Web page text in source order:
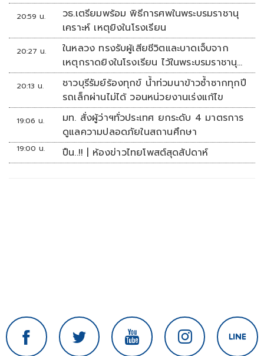
20:59 น.
วธ.เตรียมพร้อม พิธีการศพในพระบรมราชานุ
เคราะห์ เหตุยิงในโรงเรียน
20:27 น.
ในหลวง ทรงรับผู้เสียชีวิตและบาดเจ็บจาก
เหตุกราดยิงในโรงเรียน ไว้ในพระบรมราชานุ
เคราะห์
20:13 น.
ชาวบุรีรัมย์ร้องทุกข์ น้ำท่วมนาข้าวซ้ำซากทุกปี
รถเล็กผ่านไม่ได้ วอนหน่วยงานเร่งแก้ไข
19:06 น.
มท. สั่งผู้ว่าฯทั่วประเทศ ยกระดับ 4 มาตรการ
ดูแลความปลอดภัยในสถานศึกษา
19:00 น. ปืน..!! | ห้องข่าวไทยโพสต์สุดสัปดาห์